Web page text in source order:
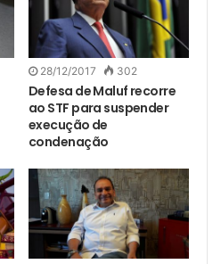
28/12/2017 302
Defesa de Maluf recorre
ao STF para suspender
execução de
condenação